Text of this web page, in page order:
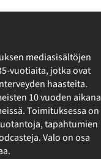
mediasisältöjen
vuotiaita, jotka ovat
haasteita.
10 vuoden aikana
Toimituksessa on
tapahtumien
Valo on osa